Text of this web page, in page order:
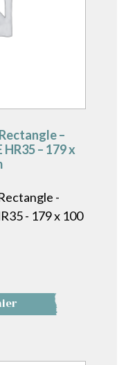
–
– 179 x
-
- 179 x 100